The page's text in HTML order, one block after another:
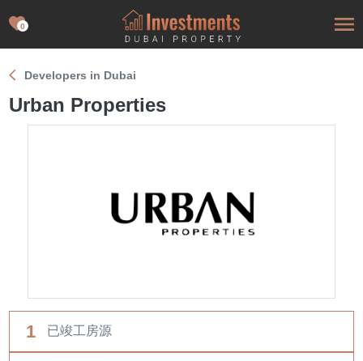
0
Developers in Dubai
Urban Properties
1 已竣工房源